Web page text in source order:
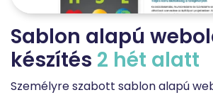
Sablon alapú
készítés 2 hét alatt
Személyre szabott sablon alapú